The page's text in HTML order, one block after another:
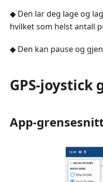
◆ Den lar deg lage og
hvilket som helst antall
◆ Den kan pause og
GPS-joystick
App-